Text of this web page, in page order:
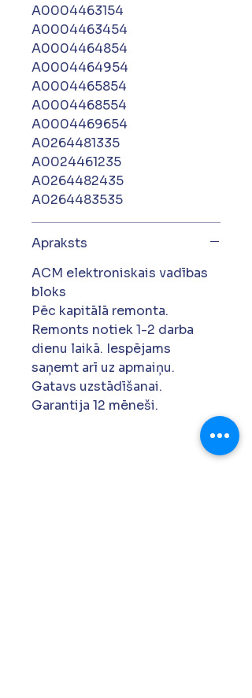
A0004463154
A0004463454
A0004464854
A0004464954
A0004465854
A0004468554
A0004469654
A0264481335
A0024461235
A0264482435
A0264483535
Apraksts
ACM elektroniskais vadības
bloks
Pēc kapitālā remonta.
Remonts notiek 1-2 darba
dienu laikā. Iespējams
saņemt arī uz apmaiņu.
Gatavs uzstādīšanai.
Garantija 12 mēneši.